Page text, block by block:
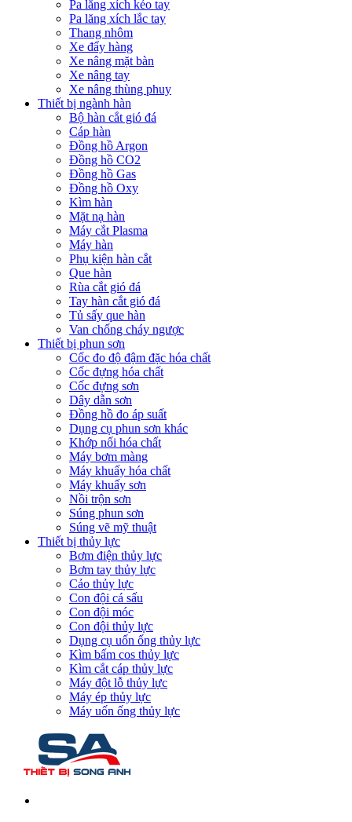
Pa lăng xích kéo tay
Pa lăng xích lắc tay
Thang nhôm
Xe đẩy hàng
Xe nâng mặt bàn
Xe nâng tay
Xe nâng thùng phuy
Thiết bị ngành hàn
Bộ hàn cắt gió đá
Cáp hàn
Đồng hồ Argon
Đồng hồ CO2
Đồng hồ Gas
Đồng hồ Oxy
Kìm hàn
Mặt nạ hàn
Máy cắt Plasma
Máy hàn
Phụ kiện hàn cắt
Que hàn
Rùa cắt gió đá
Tay hàn cắt gió đá
Tủ sấy que hàn
Van chống cháy ngược
Thiết bị phun sơn
Cốc đo độ đậm đặc hóa chất
Cốc đựng hóa chất
Cốc đựng sơn
Dây dẫn sơn
Đồng hồ đo áp suất
Dụng cụ phun sơn khác
Khớp nối hóa chất
Máy bơm màng
Máy khuấy hóa chất
Máy khuấy sơn
Nồi trộn sơn
Súng phun sơn
Súng vẽ mỹ thuật
Thiết bị thủy lực
Bơm điện thủy lực
Bơm tay thủy lực
Cảo thủy lực
Con đội cá sấu
Con đội móc
Con đội thủy lực
Dụng cụ uốn ống thủy lực
Kìm bấm cos thủy lực
Kìm cắt cáp thủy lực
Máy đột lỗ thủy lực
Máy ép thủy lực
Máy uốn ống thủy lực